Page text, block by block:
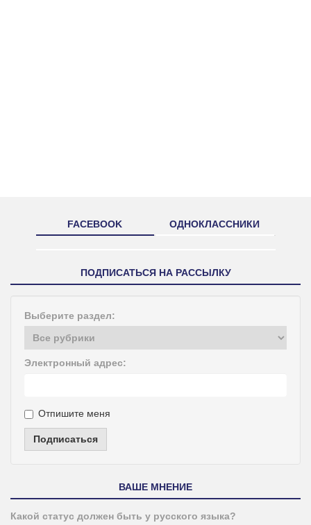
FACEBOOK ОДНОКЛАССНИКИ
ПОДПИСАТЬСЯ НА РАССЫЛКУ
Выберите раздел:
Электронный адрес:
Отпишите меня
Подписаться
ВАШЕ МНЕНИЕ
Какой статус должен быть у русского языка?